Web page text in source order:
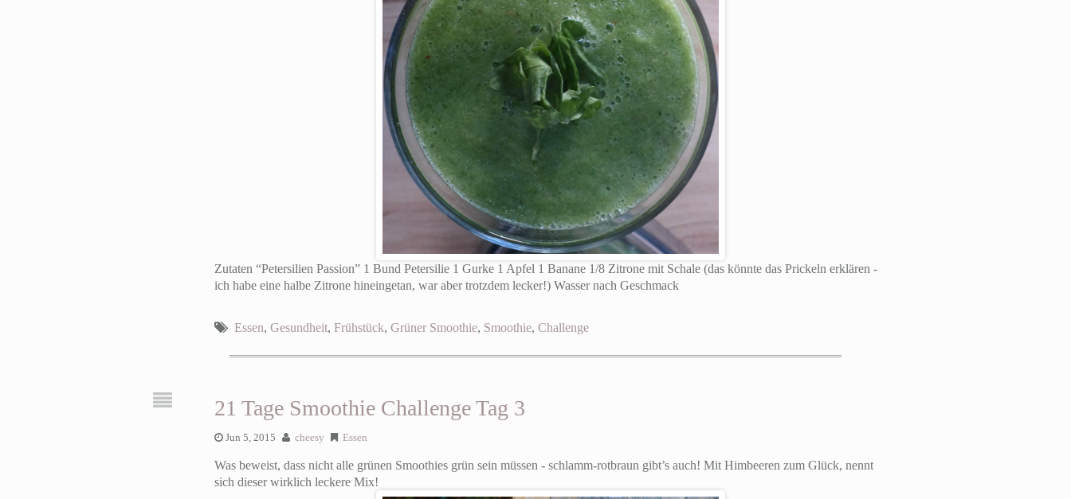
Zutaten “Petersilien Passion” 1 Bund Petersilie 1 Gurke 1 Apfel 1 Banane 1/8 Zitrone mit Schale (das könnte das Prickeln erklären -
ich habe eine halbe Zitrone hineingetan, war aber trotzdem lecker!) Wasser nach Geschmack
Essen, Gesundheit, Frühstück, Grüner Smoothie, Smoothie, Challenge
21 Tage Smoothie Challenge Tag 3
Jun 5, 2015 cheesy Essen
Was beweist, dass nicht alle grünen Smoothies grün sein müssen - schlamm-rotbraun gibt’s auch! Mit Himbeeren zum Glück, nennt
sich dieser wirklich leckere Mix!